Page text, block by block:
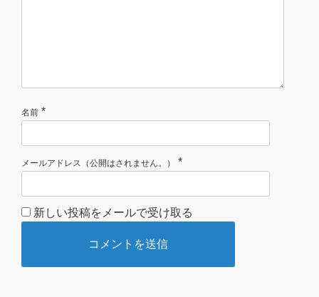
名前 *
メールアドレス（公開はされません。） *
新しい投稿をメールで受け取る